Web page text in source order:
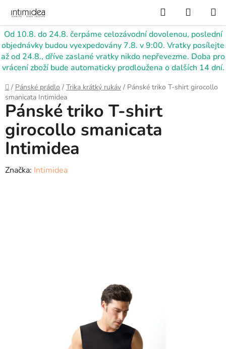
obsah
Od 10.8. do 24.8. čerpáme celozávodní dovolenou, poslední
objednávky budou vyexpedovány 7.8. v 9:00. Vratky posílejte
až od 24.8., dříve zaslané vratky nikdo nepřevezme. Doba pro
vrácení zboží bude automaticky prodloužena o dalších 14 dní.
Hledat
KOŠÍK
Domů
/ Pánské prádlo / Trika krátký rukáv / Pánské triko T-shirt girocollo
smanicata Intimidea
Pánské triko T-shirt
girocollo smanicata
Intimidea
Značka: Intimidea